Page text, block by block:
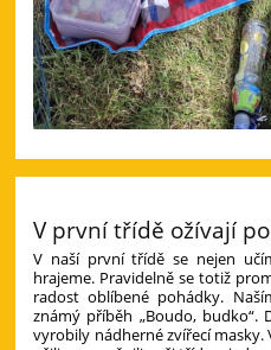
V první třídě ožívají
V naší první třídě se nejen
hrajeme. Pravidelně se totiž
radost oblíbené pohádky.
známý příběh „Boudo,
vyrobily nádherné zvířecí masky.